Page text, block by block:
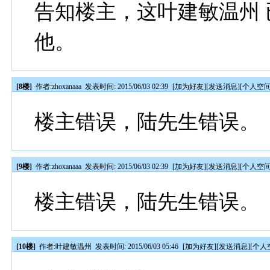
告知楼主，这叶建敏温州
他。
[8楼] 作者:zhoxanaaa 发表时间: 2015/06/03 02:39 [加为好友][发送消息][个人空
楼主错误，陆先生错误。
[9楼] 作者:zhoxanaaa 发表时间: 2015/06/03 02:39 [加为好友][发送消息][个人空
楼主错误，陆先生错误。
[10楼] 作者:叶建敏温州 发表时间: 2015/06/03 05:46 [加为好友][发送消息][个人